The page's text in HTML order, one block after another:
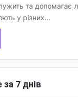
та допомагає
у різних…
7 днів